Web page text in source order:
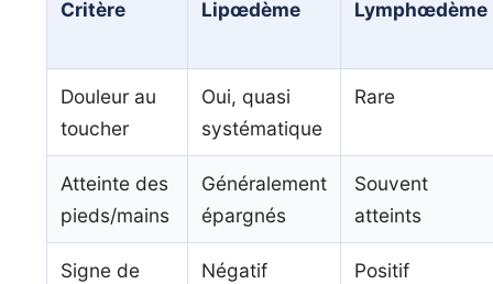
Critère Lipœdème Lymphœdème
Douleur au
toucher
Oui, quasi
systématique
Rare
Atteinte des
pieds/mains
Généralement
épargnés
Souvent
atteints
Signe de
Négatif Positif